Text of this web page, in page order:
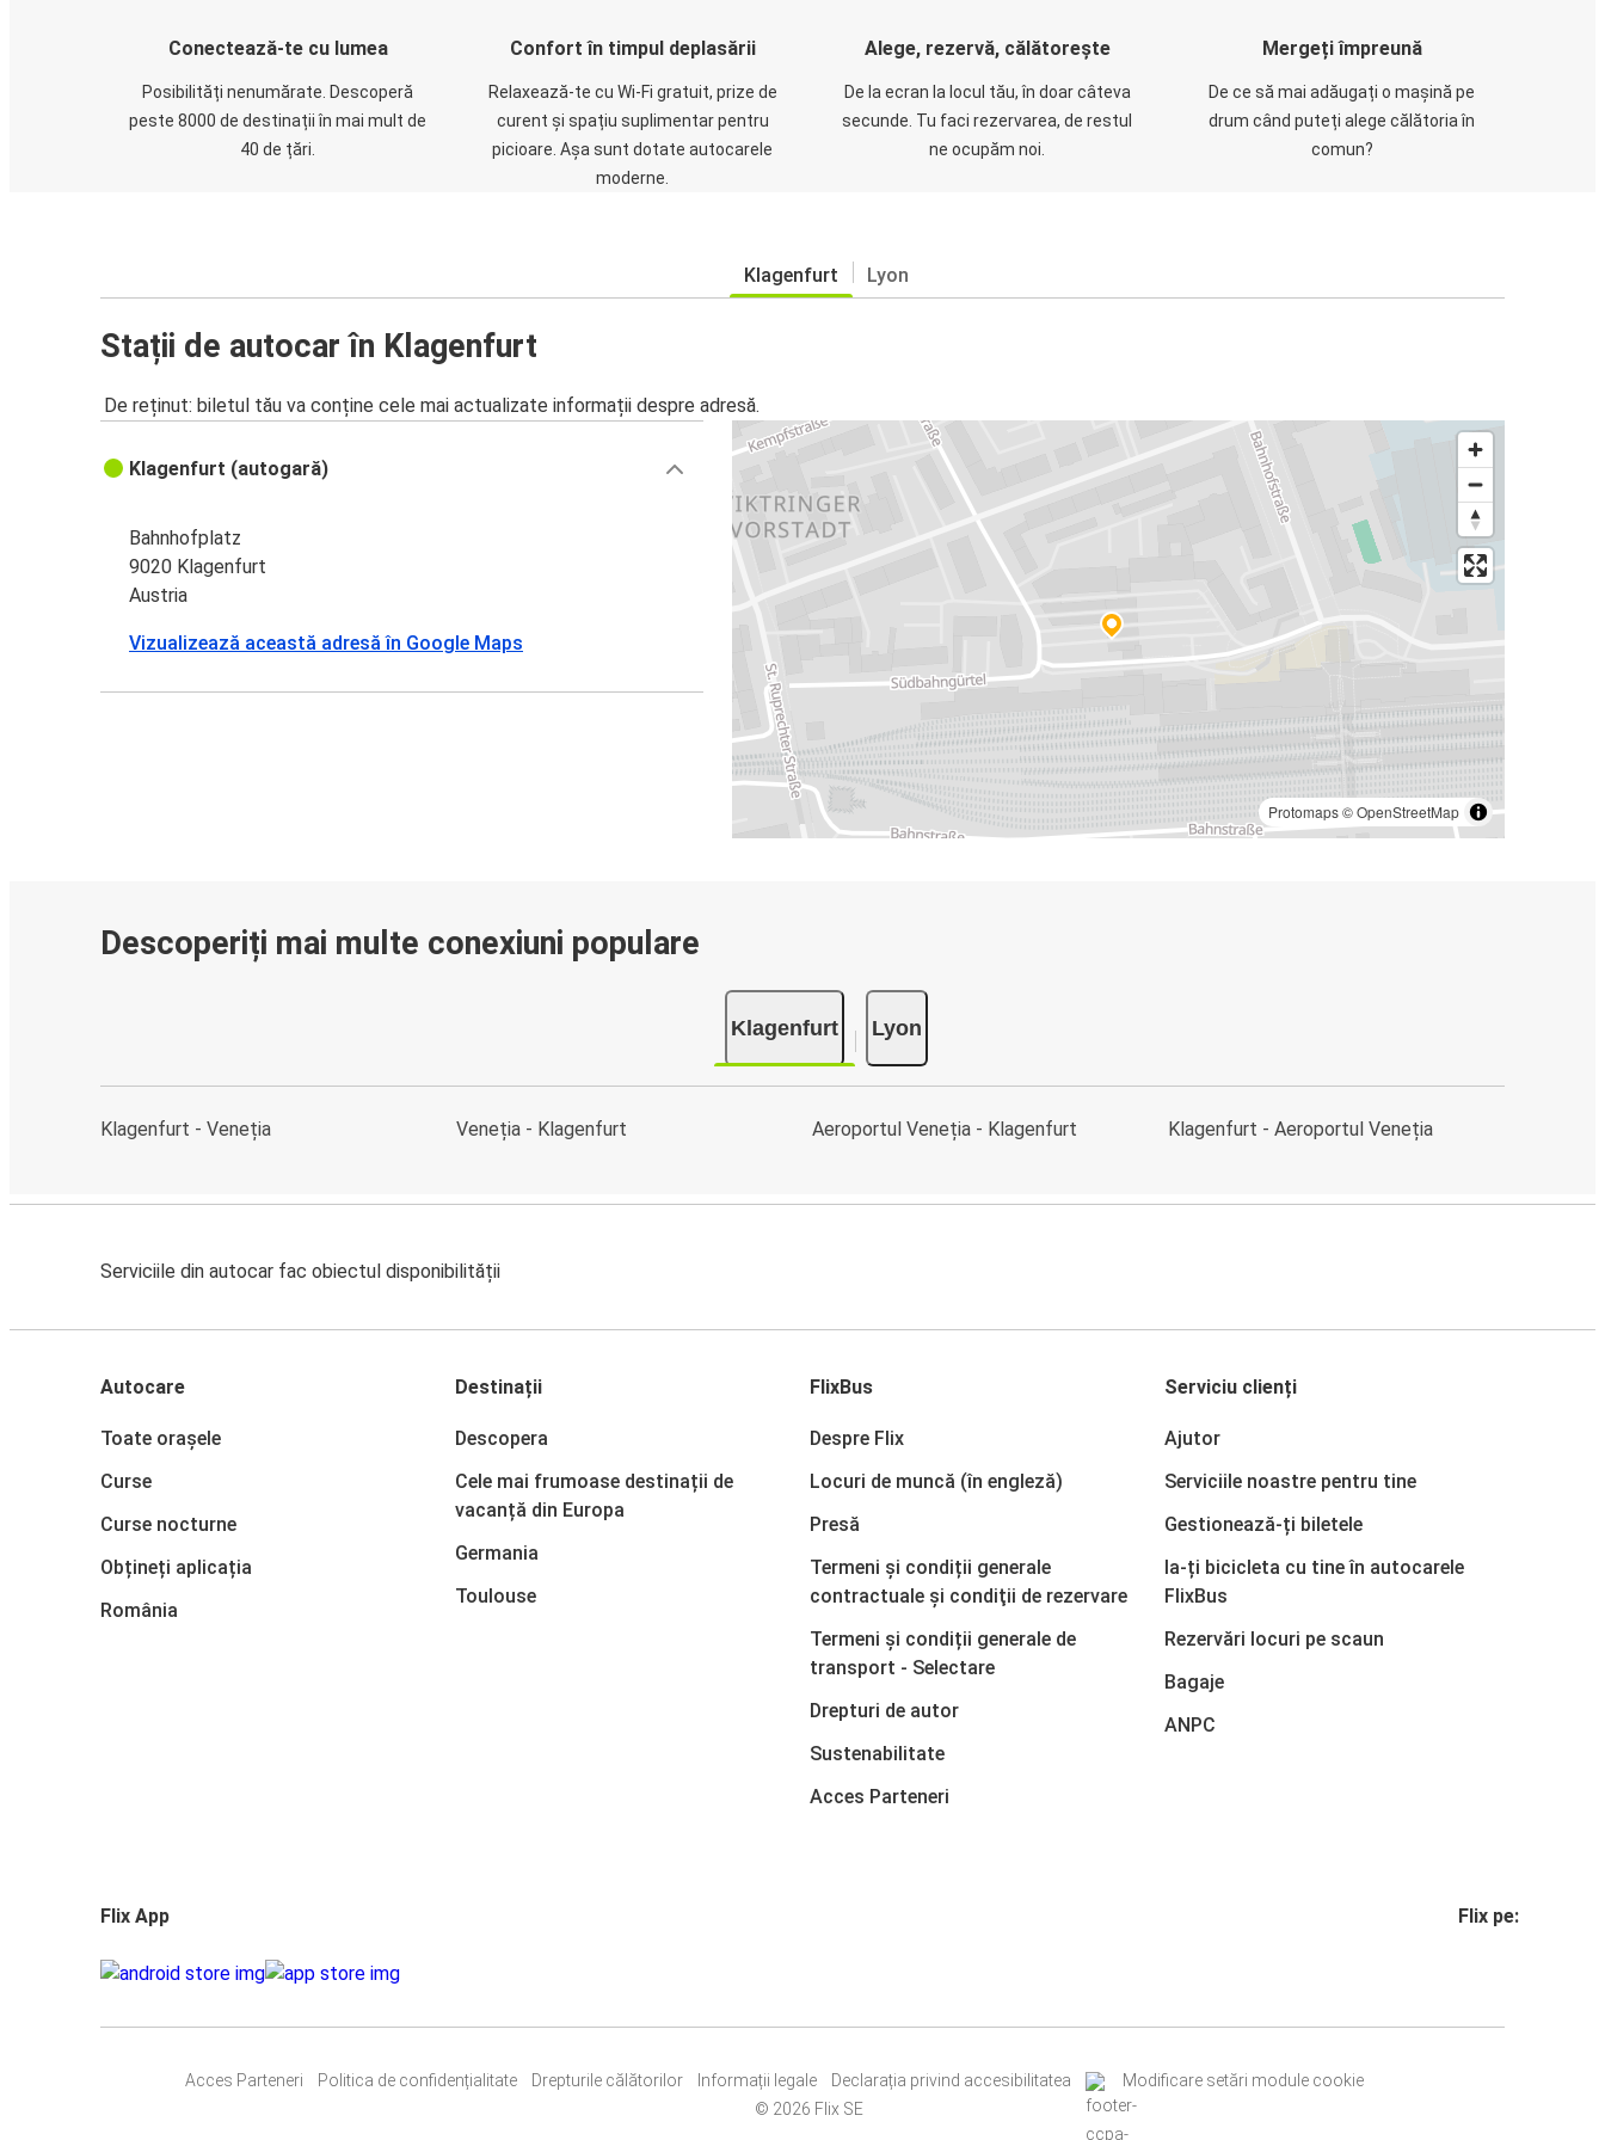
Conectează-te cu lumea
Posibilități nenumărate. Descoperă
peste 8000 de destinații în mai mult de
40 de țări.
Confort în timpul deplasării
Relaxează-te cu Wi-Fi gratuit, prize de
curent și spațiu suplimentar pentru
picioare. Așa sunt dotate autocarele
moderne.
Alege, rezervă, călătorește
De la ecran la locul tău, în doar câteva
secunde. Tu faci rezervarea, de restul
ne ocupăm noi.
Mergeți împreună
De ce să mai adăugați o mașină pe
drum când puteți alege călătoria în
comun?
Klagenfurt Lyon
Stații de autocar în Klagenfurt
De reținut: biletul tău va conține cele mai actualizate informații despre adresă.
Protomaps©OpenStreetMap
Klagenfurt (autogară)
Bahnhofplatz
9020 Klagenfurt
Austria
Vizualizează această adresă în Google Maps
Descoperiți mai multe conexiuni populare
Klagenfurt Lyon
Klagenfurt - Veneția Veneția - Klagenfurt Aeroportul Veneția - Klagenfurt Klagenfurt - Aeroportul Veneția
Serviciile din autocar fac obiectul disponibilității
Autocare
Toate orașele
Curse
Curse nocturne
Obțineți aplicația
România
Destinații
Descopera
Cele mai frumoase destinații de
vacanță din Europa
Germania
Toulouse
FlixBus
Despre Flix
Locuri de muncă (în engleză)
Presă
Termeni și condiții generale
contractuale şi condiţii de rezervare
Termeni și condiții generale de
transport - Selectare
Drepturi de autor
Sustenabilitate
Acces Parteneri
Serviciu clienți
Ajutor
Serviciile noastre pentru tine
Gestionează-ți biletele
Ia-ți bicicleta cu tine în autocarele
FlixBus
Rezervări locuri pe scaun
Bagaje
ANPC
Flix App Flix pe:
Acces Parteneri Politica de confidențialitate Drepturile călătorilor Informații legale Declarația privind accesibilitatea
Modificare setări module cookie
© 2026 Flix SE